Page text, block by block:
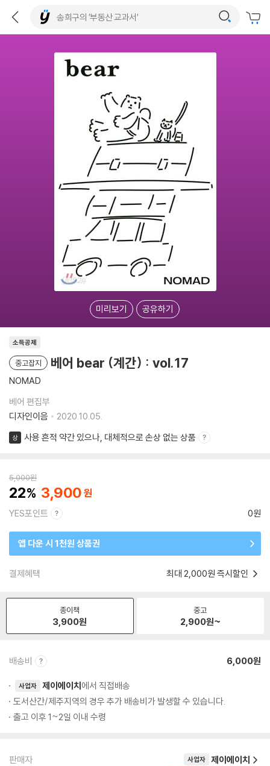
미리보기 공유하기
소득공제
중고잡지 베어 bear (계간) : vol.17
NOMAD
베어 편집부
디자인이음
2020.10.05.
상 사용 흔적 약간 있으나, 대체적으로 손상 없는 상품
5,000원
22 3,900
YES포인트 0원
앱 다운 시 1천원 상품권
결제혜택 최대 2,000원 즉시할인
종이책
3,900원
중고
2,900원~
배송비 6,000원
사업자 제이에이치에서 직접배송
도서산간/제주지역의 경우 추가 배송비가 발생할 수 있습니다.
출고 이후 1~2일 이내 수령
판매자 사업자 제이에이치